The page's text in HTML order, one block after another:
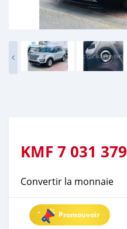
KMF 7 031 379
Convertir la monnaie
Promouvoir